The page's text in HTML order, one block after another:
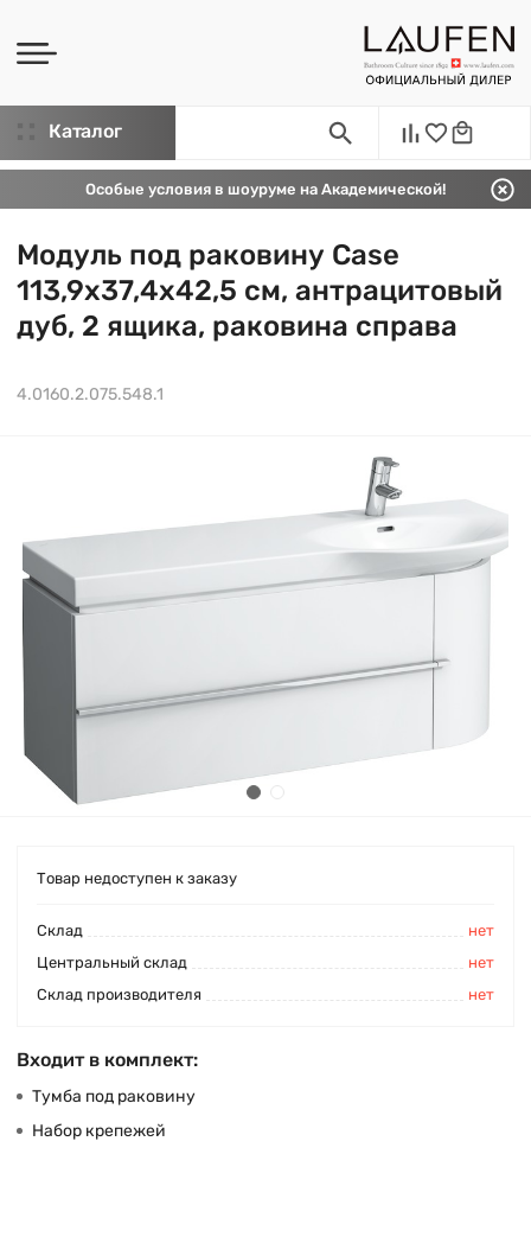
Каталог
Особые условия в шоуруме на Академической!
Модуль под раковину Case
113,9х37,4х42,5 см, антрацитовый
дуб, 2 ящика, раковина справа
4.0160.2.075.548.1
Товар недоступен к заказу
Cклад
нет
Центральный склад
нет
Склад производителя
нет
Входит в комплект:
Тумба под раковину
Набор крепежей